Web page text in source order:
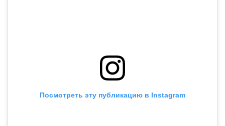
Посмотреть эту публикацию в Instagram